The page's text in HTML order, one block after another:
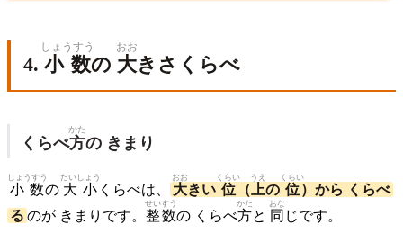
4. 小数
しょうすう
の 大
おお
きさくらべ
くらべ方
かた
の きまり
小数
しょうすう
の 大小
だいしょう
くらべは、 大
おお
きい 位
くらい
（ 上
うえ
の 位
くらい
）から くらべ
る のが きまりです。 整数
せいすう
の くらべ方
かた
と 同
おな
じです。